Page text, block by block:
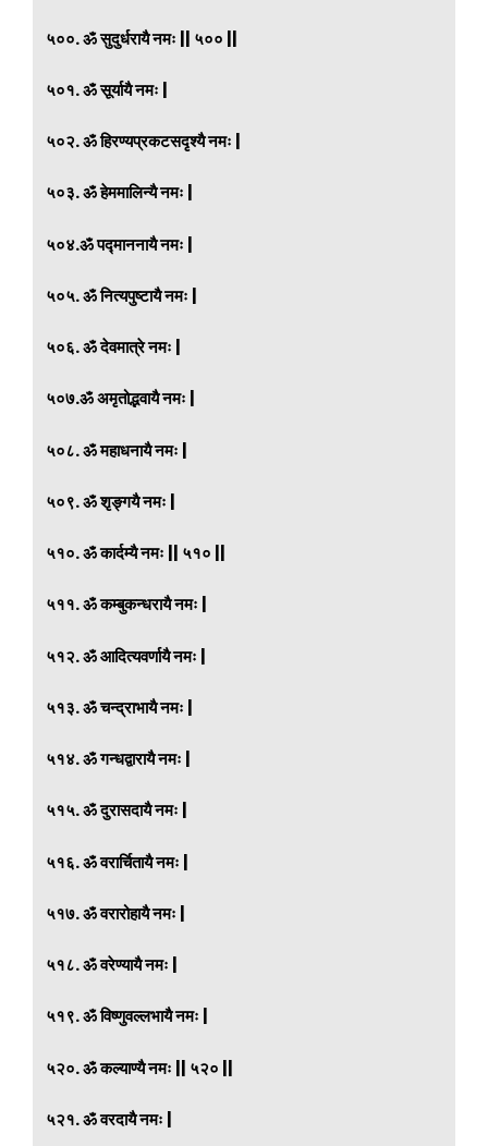
५००. ॐ सुदुर्धरायै नमः || ५०० ||
५०१. ॐ सूर्यायै नमः |
५०२. ॐ हिरण्यप्रकटसदृश्यै नमः |
५०३. ॐ हेममालिन्यै नमः |
५०४.ॐ पद्माननायै नमः |
५०५. ॐ नित्यपुष्टायै नमः |
५०६. ॐ देवमात्रे नमः |
५०७.ॐ अमृतोद्भवायै नमः |
५०८. ॐ महाधनायै नमः |
५०९. ॐ शृङ्गयै नमः |
५१०. ॐ कार्दम्यै नमः || ५१० ||
५११. ॐ कम्बुकन्धरायै नमः |
५१२. ॐ आदित्यवर्णायै नमः |
५१३. ॐ चन्द्राभायै नमः |
५१४. ॐ गन्धद्वारायै नमः |
५१५. ॐ दुरासदायै नमः |
५१६. ॐ वरार्चितायै नमः |
५१७. ॐ वरारोहायै नमः |
५१८. ॐ वरेण्यायै नमः |
५१९. ॐ विष्णुवल्लभायै नमः |
५२०. ॐ कल्याण्यै नमः || ५२० ||
५२१. ॐ वरदायै नमः |